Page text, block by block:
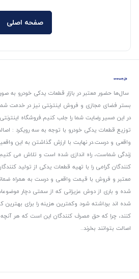
صفحه اصلی
سال‌ها حضور معتبر در بازار قطعات یدکی خودرو به
بستر فضای مجازی و فروش اینترنتی نیز در خدمت
در این مسیر رضایت شما را جلب کنیم.فروشگاه
توزیع قطعات یدکی خودرو با توجه به سه رویکرد :
واقعی و درست.در نهایت با ارزش گذاشتن به این
زندگی شماست، راه اندازی شده است و تلاش می
کنندگان گرامی را با تهیه قطعات یدکی از تولید
معتبر و فروش با قیمت واقعی و درست به همراه
شده و باری از دوش عزیزانی که از سمتی دچار
شده اند برداشته شود و‌کمترین هزینه را برای
کنند، چرا که حق مصرف کنندگان این است که هر
اصالت بتوانند بخرند..